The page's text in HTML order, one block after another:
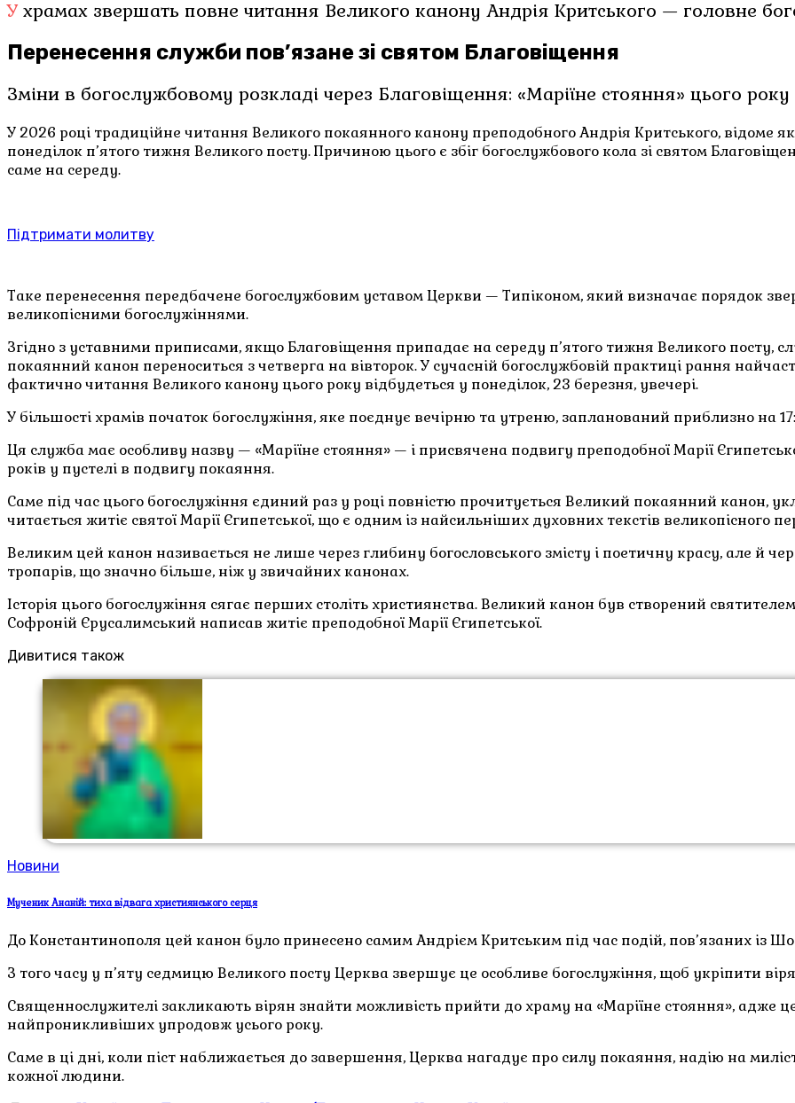
У храмах звершать повне читання Великого канону Андрія Критського — головне
Перенесення служби пов’язане зі святом Благовіщення
Зміни в богослужбовому розкладі через Благовіщення: «Маріїне стояння» цього року
У 2026 році традиційне читання Великого покаянного канону преподобного Андрія Критського, відоме
понеділок п’ятого тижня Великого посту. Причиною цього є збіг богослужбового кола зі святом
саме на середу.
Підтримати молитву
Таке перенесення передбачене богослужбовим уставом Церкви — Типіконом, який визначає порядок
великопісними богослужіннями.
Згідно з уставними приписами, якщо Благовіщення припадає на середу п’ятого тижня Великого посту,
покаянний канон переноситься з четверга на вівторок. У сучасній богослужбовій практиці рання
фактично читання Великого канону цього року відбудеться у понеділок, 23 березня, увечері.
У більшості храмів початок богослужіння, яке поєднує вечірню та утреню, запланований приблизно на
Ця служба має особливу назву — «Маріїне стояння» — і присвячена подвигу преподобної Марії
років у пустелі в подвигу покаяння.
Саме під час цього богослужіння єдиний раз у році повністю прочитується Великий покаянний канон,
читається житіє святої Марії Єгипетської, що є одним із найсильніших духовних текстів великопісного
Великим цей канон називається не лише через глибину богословського змісту і поетичну красу, але й
тропарів, що значно більше, ніж у звичайних канонах.
Історія цього богослужіння сягає перших століть християнства. Великий канон був створений
Софроній Єрусалимський написав житіє преподобної Марії Єгипетської.
Дивитися також
Новини
Мученик Ананій: тиха відвага християнського серця
До Константинополя цей канон було принесено самим Андрієм Критським під час подій, пов’язаних із
З того часу у п’яту седмицю Великого посту Церква звершує це особливе богослужіння, щоб укріпити
Священнослужителі закликають вірян знайти можливість прийти до храму на «Маріїне стояння», адже
найпроникливіших упродовж усього року.
Саме в ці дні, коли піст наближається до завершення, Церква нагадує про силу покаяння, надію на
кожної людини.